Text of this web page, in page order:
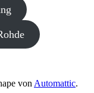
von Automattic.